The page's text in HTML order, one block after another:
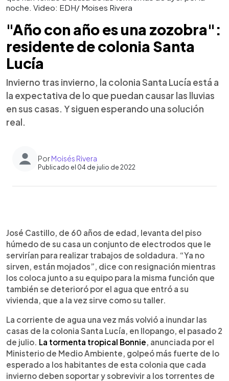
noche. Video: EDH/ Moises Rivera
"Año con año es una zozobra":
residente de colonia Santa
Lucía
Invierno tras invierno, la colonia Santa Lucía está a
la expectativa de lo que puedan causar las lluvias
en sus casas. Y siguen esperando una solución
real.
PorMoisés Rivera
Publicado el 04 de julio de 2022
► Escuchar artículo
José Castillo, de 60 años de edad, levanta del piso
húmedo de su casa un conjunto de electrodos que le
servirían para realizar trabajos de soldadura. “Ya no
sirven, están mojados”, dice con resignación mientras
los coloca junto a su equipo para la misma función que
también se deterioró por el agua que entró a su
vivienda, que a la vez sirve como su taller.
La corriente de agua una vez más volvió a inundar las
casas de la colonia Santa Lucía, en Ilopango, el pasado 2
de julio. La tormenta tropical Bonnie , anunciada por el
Ministerio de Medio Ambiente, golpeó más fuerte de lo
esperado a los habitantes de esta colonia que cada
invierno deben soportar y sobrevivir a los torrentes de